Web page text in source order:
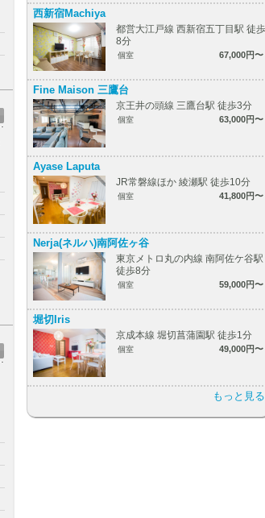
西新宿Machiya
都営大江戸線 西新宿五丁目駅 徒歩
8分
個室 67,000円〜
Fine Maison 三鷹台
京王井の頭線 三鷹台駅 徒歩3分
個室 63,000円〜
Ayase Laputa
JR常磐線ほか 綾瀬駅 徒歩10分
個室 41,800円〜
Nerja(ネルハ)南阿佐ヶ谷
東京メトロ丸の内線 南阿佐ケ谷駅
徒歩8分
個室 59,000円〜
堀切Iris
京成本線 堀切菖蒲園駅 徒歩1分
個室 49,000円〜
もっと見る